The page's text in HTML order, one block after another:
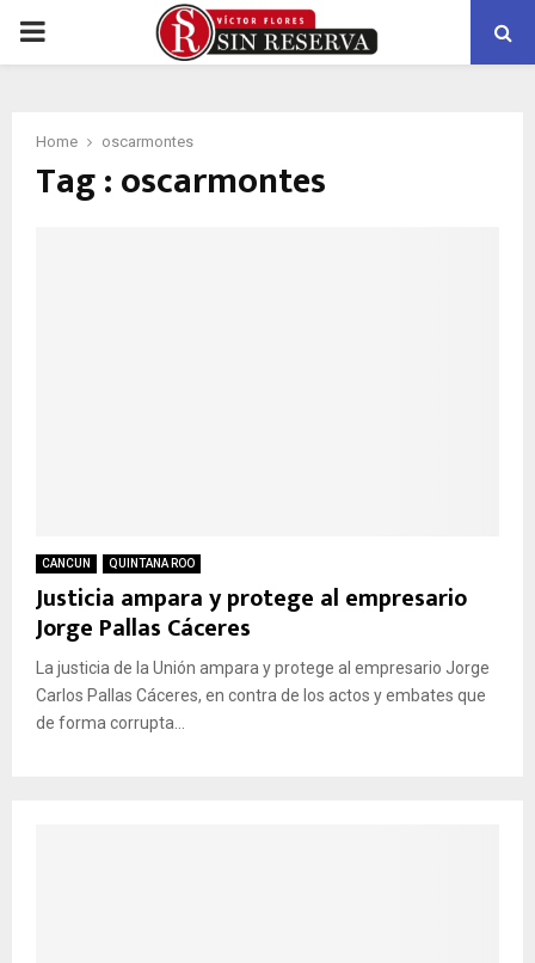
PRIMARY
Home oscarmontes
Tag : oscarmontes
CANCUN QUINTANA ROO
Justicia ampara y protege al empresario
Jorge Pallas Cáceres
La justicia de la Unión ampara y protege al empresario Jorge
Carlos Pallas Cáceres, en contra de los actos y embates que
de forma corrupta...